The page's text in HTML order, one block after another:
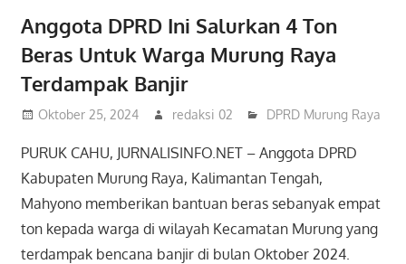
Anggota DPRD Ini Salurkan 4 Ton
Beras Untuk Warga Murung Raya
Terdampak Banjir
Oktober 25, 2024 redaksi 02 DPRD Murung Raya
PURUK CAHU, JURNALISINFO.NET – Anggota DPRD
Kabupaten Murung Raya, Kalimantan Tengah,
Mahyono memberikan bantuan beras sebanyak empat
ton kepada warga di wilayah Kecamatan Murung yang
terdampak bencana banjir di bulan Oktober 2024.